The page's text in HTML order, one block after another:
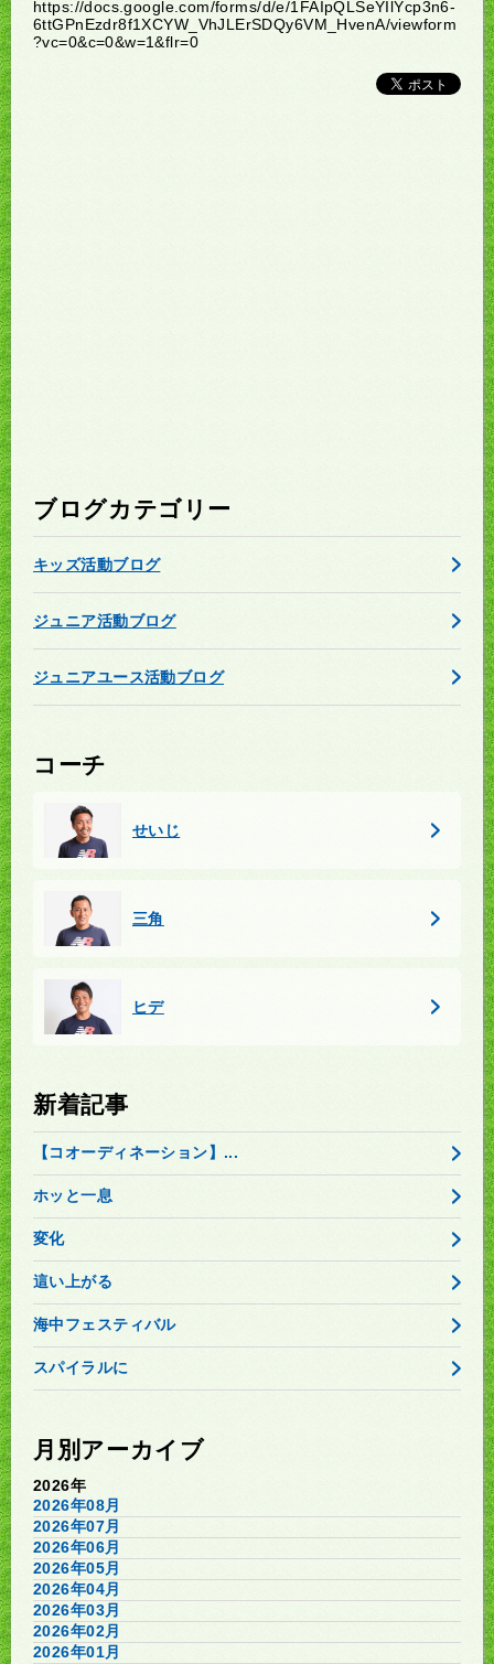
https://docs.google.com/forms/d/e/1FAIpQLSeYIlYcp3n6-
6ttGPnEzdr8f1XCYW_VhJLErSDQy6VM_HvenA/viewform
?vc=0&c=0&w=1&flr=0
ブログカテゴリー
キッズ活動ブログ
ジュニア活動ブログ
ジュニアユース活動ブログ
コーチ
せいじ
三角
ヒデ
新着記事
【コオーディネーション】...
ホッと一息
変化
這い上がる
海中フェスティバル
スパイラルに
月別アーカイブ
2026年
2026年08月
2026年07月
2026年06月
2026年05月
2026年04月
2026年03月
2026年02月
2026年01月